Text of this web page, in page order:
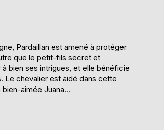
Pardaillan est amené à protéger
que le petit-fils secret et
bien ses intrigues, et elle bénéficie
Le chevalier est aidé dans cette
aimée Juana...